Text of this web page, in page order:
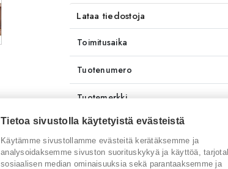
Lataa tiedostoja
Toimitusaika
Tuotenumero
Tuotemerkki
Sinua saattaisi kiinnostaa
Tietoa sivustolla käytetyistä evästeistä
Käytämme sivustollamme evästeitä kerätäksemme ja
analysoidaksemme sivuston suorituskykyä ja käyttöä,
sosiaalisen median ominaisuuksia sekä parantaaksemme ja